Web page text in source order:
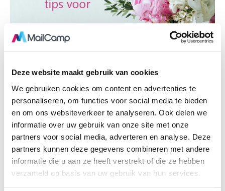
Deze website maakt gebruik van cookies
We gebruiken cookies om content en advertenties te
personaliseren, om functies voor social media te bieden
en om ons websiteverkeer te analyseren. Ook delen we
informatie over uw gebruik van onze site met onze
partners voor social media, adverteren en analyse. Deze
partners kunnen deze gegevens combineren met andere
informatie die u aan ze heeft verstrekt of die ze hebben
verzameld op basis van uw gebruik van hun services.
CONTENT,E-COMMERCE,EMAIL MARKETING
Valentijnsdag: tips voor
Valentijnscampagnes
31 januari 2019 0 Comments
Er lijken drie soorten mensen te bestaan als het gaat om
Valentijnsdag. Zij die er met passie voor gaan, zij die er met